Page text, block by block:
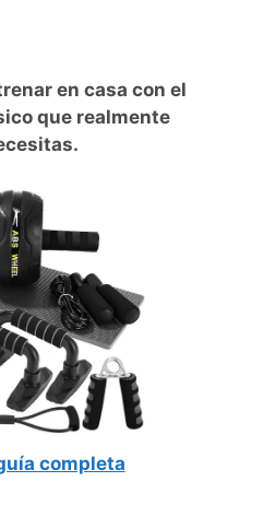
en casa con el
que realmente
completa